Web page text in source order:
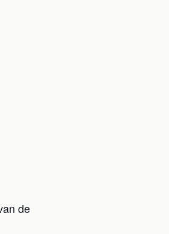
de